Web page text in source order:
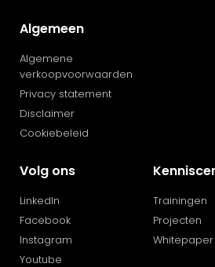
Algemeen
Algemene
verkoopvoorwaarden
Privacy statement
Disclaimer
Cookiebeleid
Volg ons
LinkedIn
Facebook
Instagram
Youtube
Trainingen
Projecten
Whitepaper